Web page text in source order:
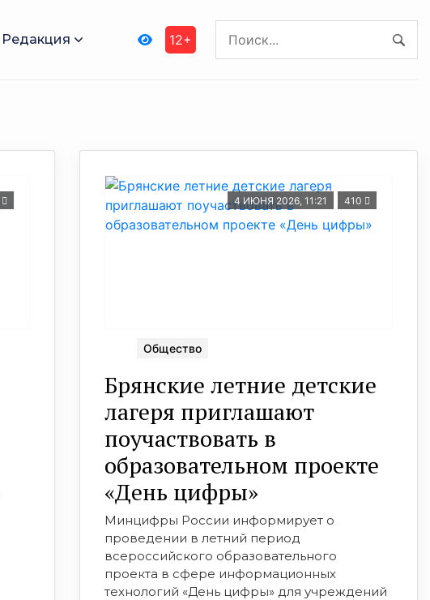
Редакция 12+
4 ИЮНЯ 2026, 11:21 410
Общество
Брянские летние детские
лагеря приглашают
поучаствовать в
образовательном проекте
«День цифры»
Минцифры России информирует о
проведении в летний период
всероссийского образовательного
проекта в сфере информационных
технологий «День цифры» для учреждений